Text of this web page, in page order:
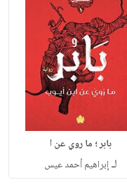
بابر ؛ ما روي عن ا
لـإبراهيم أحمد عيس